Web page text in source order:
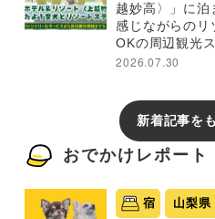
越妙高〉」に泊
感じながらの
OKの周辺観光
2026.07.30
新着記事を
おでかけレポート
宿 山梨県